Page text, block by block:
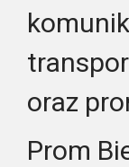
oraz
Prom